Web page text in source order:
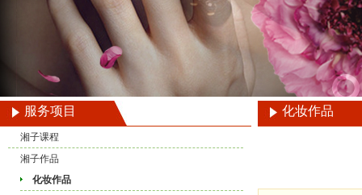
服务项目
湘子课程
湘子作品
化妆作品
化妆作品